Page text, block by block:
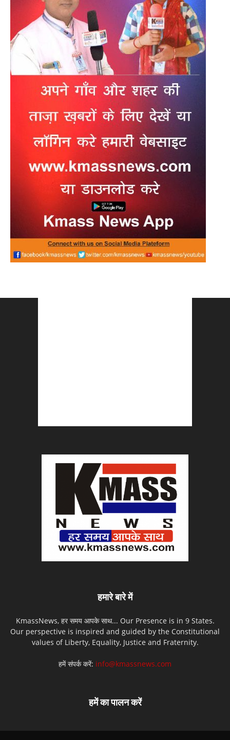
हमारे बारे में
KmassNews, हर समय आपके साथ... Our Presence is in 9 States.
Our perspective is inspired and guided by the Constitutional
values of Liberty, Equality, Justice and Fraternity.
हमें संपर्क करें: info@kmassnews.com
हमें का पालन करें